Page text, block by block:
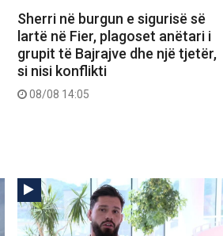
Sherri në burgun e sigurisë së
lartë në Fier, plagoset anëtari i
grupit të Bajrajve dhe një tjetër,
si nisi konflikti
08/08 14:05